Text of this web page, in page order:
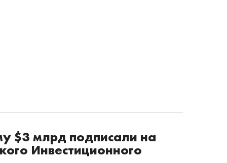
$3 млрд подписали на
Инвестиционного